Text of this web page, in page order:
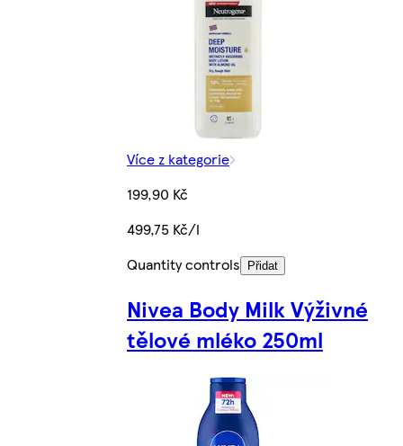
Více z kategorie
199,90 Kč
499,75 Kč/l
Quantity controls
Přidat
Nivea Body Milk Výživné
tělové mléko 250ml